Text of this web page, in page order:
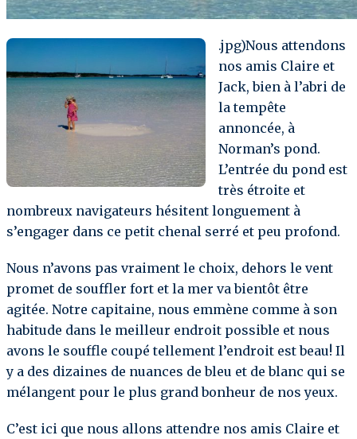
.jpg)Nous attendons
nos amis Claire et
Jack, bien à l’abri de
la tempête
annoncée, à
Norman’s pond.
L’entrée du pond est
très étroite et
nombreux navigateurs hésitent longuement à
s’engager dans ce petit chenal serré et peu profond.
Nous n’avons pas vraiment le choix, dehors le vent
promet de souffler fort et la mer va bientôt être
agitée. Notre capitaine, nous emmène comme à son
habitude dans le meilleur endroit possible et nous
avons le souffle coupé tellement l’endroit est beau! Il
y a des dizaines de nuances de bleu et de blanc qui se
mélangent pour le plus grand bonheur de nos yeux.
C’est ici que nous allons attendre nos amis Claire et